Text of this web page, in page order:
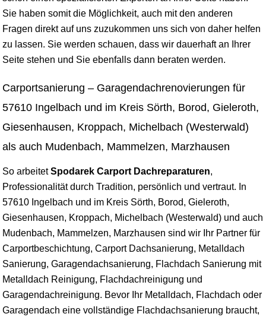
Sie haben somit die Möglichkeit, auch mit den anderen
Fragen direkt auf uns zuzukommen uns sich von daher helfen
zu lassen. Sie werden schauen, dass wir dauerhaft an Ihrer
Seite stehen und Sie ebenfalls dann beraten werden.
Carportsanierung – Garagendachrenovierungen für
57610 Ingelbach und im Kreis Sörth, Borod, Gieleroth,
Giesenhausen, Kroppach, Michelbach (Westerwald)
als auch Mudenbach, Mammelzen, Marzhausen
So arbeitetSpodarek Carport Dachreparaturen,
Professionalität durch Tradition, persönlich und vertraut. In
57610 Ingelbach und im Kreis Sörth, Borod, Gieleroth,
Giesenhausen, Kroppach, Michelbach (Westerwald) und auch
Mudenbach, Mammelzen, Marzhausen sind wir Ihr Partner für
Carportbeschichtung, Carport Dachsanierung, Metalldach
Sanierung, Garagendachsanierung, Flachdach Sanierung mit
Metalldach Reinigung, Flachdachreinigung und
Garagendachreinigung. Bevor Ihr Metalldach, Flachdach oder
Garagendach eine vollständige Flachdachsanierung braucht,